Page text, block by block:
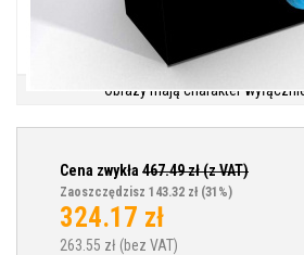
Obrazy mają charakter
Cena zwykła 467.49zł (z VAT)
Zaoszczędzisz 143.32 zł (31%)
324.17 zł
263.55 zł (bez VAT)